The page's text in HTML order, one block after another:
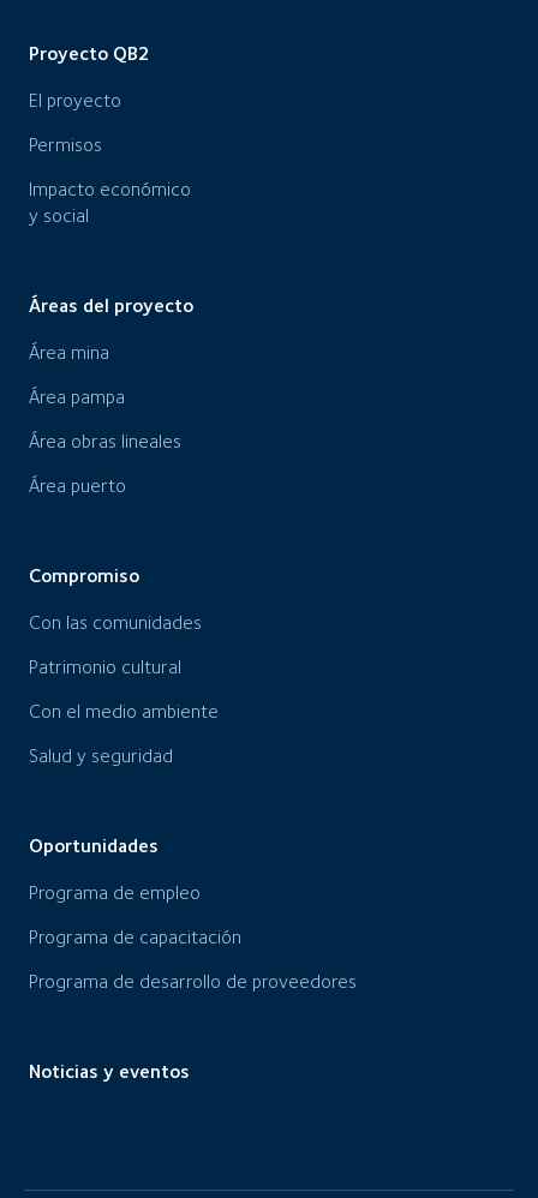
Proyecto QB2
El proyecto
Permisos
Impacto económico
y social
Áreas del proyecto
Área mina
Área pampa
Área obras lineales
Área puerto
Compromiso
Con las comunidades
Patrimonio cultural
Con el medio ambiente
Salud y seguridad
Oportunidades
Programa de empleo
Programa de capacitación
Programa de desarrollo de proveedores
Noticias y eventos